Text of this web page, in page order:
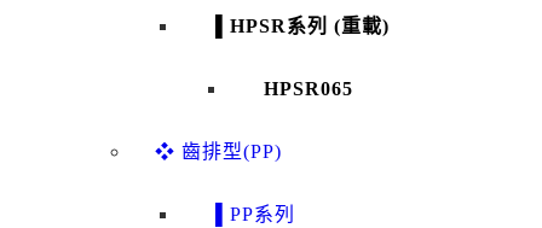
▌HPSR系列 (重載)
HPSR065
❖ 齒排型(PP)
▌PP系列